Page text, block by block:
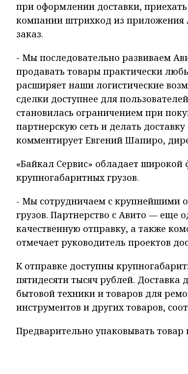
при оформлении доставки,
компании штрихкод из приложения
заказ.
- Мы последовательно развиваем
продавать товары практически
расширяет наши логистические
сделки доступнее для
становилась ограничением при
партнерскую сеть и делать
комментирует Евгений Шапиро,
«Байкал Сервис» обладает
крупногабаритных грузов.
- Мы сотрудничаем с крупнейшими
грузов. Партнерство с Авито — еще
качественную отправку, а также
отмечает руководитель проектов
К отправке доступны
пятидесяти тысяч рублей.
бытовой техники и товаров для
инструментов и других товаров,
Предварительно упаковывать